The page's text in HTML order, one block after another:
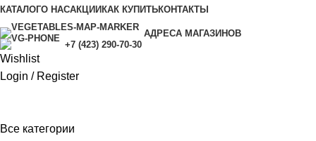
КАТАЛОГО НАСАКЦИИ КАК КУПИТЬКОНТАКТЫ
АДРЕСА МАГАЗИНОВ
+7 (423) 290-70-30
Wishlist
Login / Register
Все категории